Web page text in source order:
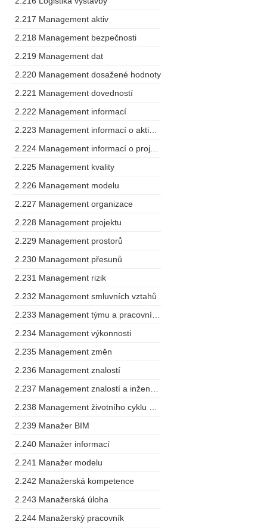
2.217 Management aktiv
2.218 Management bezpečnosti
2.219 Management dat
2.220 Management dosažené hodnoty
2.221 Management dovedností
2.222 Management informací
2.225 Management kvality
2.226 Management modelu
2.227 Management organizace
2.228 Management projektu
2.229 Management prostorů
2.230 Management přesunů
2.231 Management rizik
2.232 Management smluvních vztahů
2.234 Management výkonnosti
2.235 Management změn
2.236 Management znalostí
2.239 Manažer BIM
2.240 Manažer informací
2.241 Manažer modelu
2.242 Manažerská kompetence
2.243 Manažerská úloha
2.244 Manažerský pracovník